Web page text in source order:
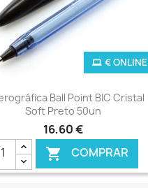
Ver+
Ball Point BIC Cristal
Soft Preto 50un
16,60 €
 COMPRAR
€ ONLINE